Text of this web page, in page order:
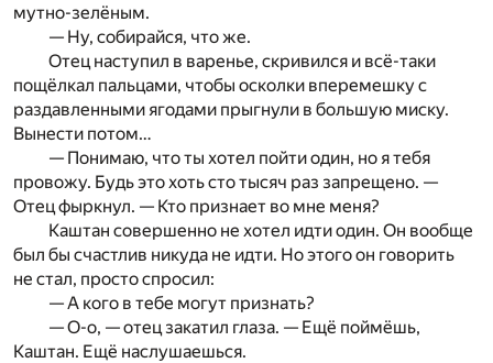
мутно-зелёным.
— Ну, собирайся, что же.
Отец наступил в варенье, скривился и всё-таки
пощёлкал пальцами, чтобы осколки вперемешку с
раздавленными ягодами прыгнули в большую миску.
Вынести потом…
— Понимаю, что ты хотел пойти один, но я тебя
провожу. Будь это хоть сто тысяч раз запрещено. —
Отец фыркнул. — Кто признает во мне меня?
Каштан совершенно не хотел идти один. Он вообще
был бы счастлив никуда не идти. Но этого он говорить
не стал, просто спросил:
— А кого в тебе могут признать?
— О-о, — отец закатил глаза. — Ещё поймёшь,
Каштан. Ещё наслушаешься.